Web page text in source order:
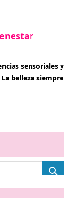
sensoriales y
belleza siempre